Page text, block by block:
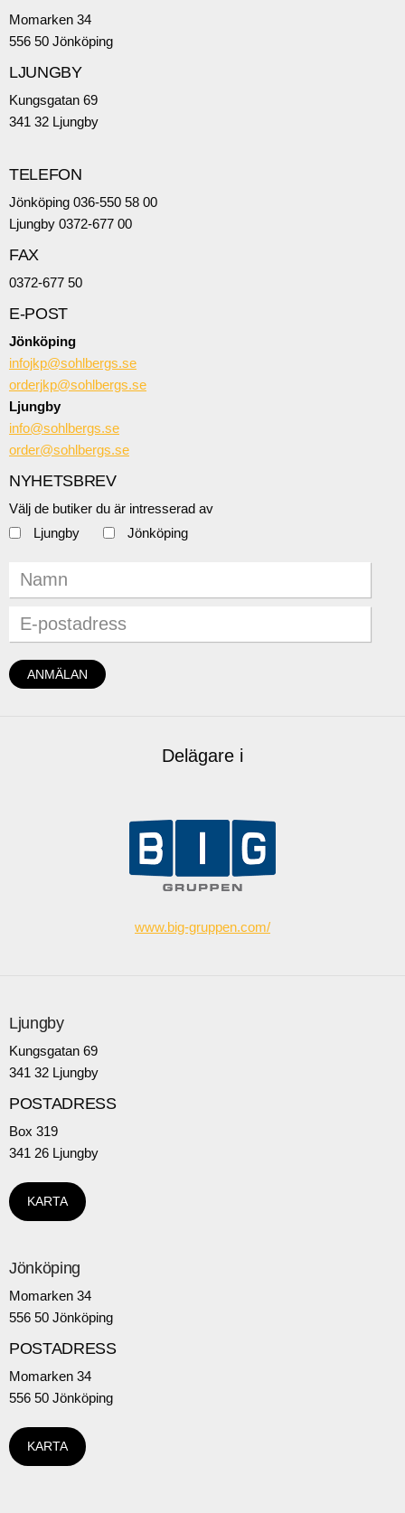
Momarken 34
556 50 Jönköping
LJUNGBY
Kungsgatan 69
341 32 Ljungby
TELEFON
Jönköping 036-550 58 00
Ljungby 0372-677 00
FAX
0372-677 50
E-POST
Jönköping
infojkp@sohlbergs.se
orderjkp@sohlbergs.se
Ljungby
info@sohlbergs.se
order@sohlbergs.se
NYHETSBREV
Välj de butiker du är intresserad av
Ljungby
Jönköping
Delägare i
www.big-gruppen.com/
Ljungby
Kungsgatan 69
341 32 Ljungby
POSTADRESS
Box 319
341 26 Ljungby
KARTA
Jönköping
Momarken 34
556 50 Jönköping
POSTADRESS
Momarken 34
556 50 Jönköping
KARTA